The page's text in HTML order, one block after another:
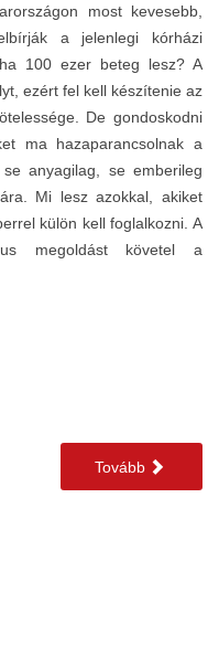
most kevesebb,
a jelenlegi kórházi
100 ezer beteg lesz? A
ezért fel kell készítenie az
De gondoskodni
ma hazaparancsolnak a
anyagilag, se emberileg
Mi lesz azokkal, akiket
külön kell foglalkozni. A
megoldást követel a
Tovább